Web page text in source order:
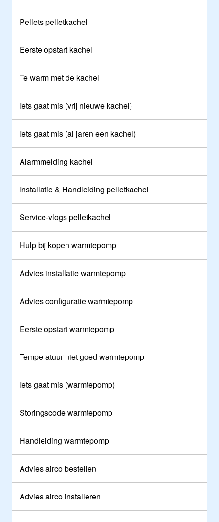
Pellets pelletkachel
Eerste opstart kachel
Te warm met de kachel
Iets gaat mis (vrij nieuwe kachel)
Iets gaat mis (al jaren een kachel)
Alarmmelding kachel
Installatie & Handleiding pelletkachel
Service-vlogs pelletkachel
Hulp bij kopen warmtepomp
Advies installatie warmtepomp
Advies configuratie warmtepomp
Eerste opstart warmtepomp
Temperatuur niet goed warmtepomp
Iets gaat mis (warmtepomp)
Storingscode warmtepomp
Handleiding warmtepomp
Advies airco bestellen
Advies airco installeren